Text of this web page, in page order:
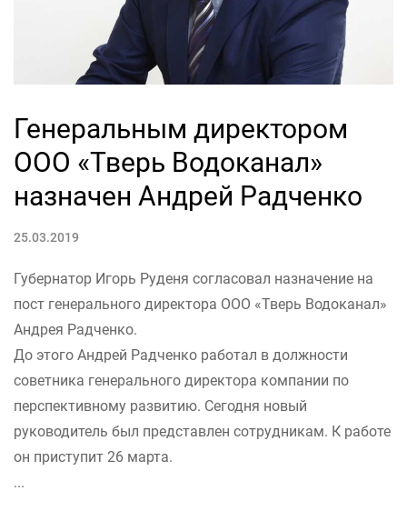
Генеральным директором
ООО «Тверь Водоканал»
назначен Андрей Радченко
25.03.2019
Губернатор Игорь Руденя согласовал назначение на
пост генерального директора ООО «Тверь Водоканал»
Андрея Радченко.
До этого Андрей Радченко работал в должности
советника генерального директора компании по
перспективному развитию. Сегодня новый
руководитель был представлен сотрудникам. К работе
он приступит 26 марта.
...